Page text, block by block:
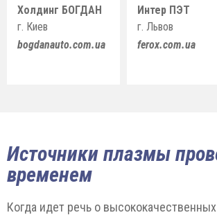
Холдинг БОГДАН
г. Киев
bogdanauto.com.ua
Интер ПЭТ
г. Львов
ferox.com.ua
Источники плазмы
временем
Когда идет речь о